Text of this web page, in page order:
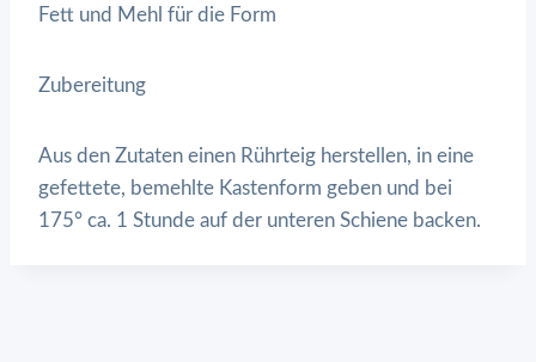
Fett und Mehl für die Form
Zubereitung
Aus den Zutaten einen Rührteig herstellen, in eine
gefettete, bemehlte Kastenform geben und bei
175° ca. 1 Stunde auf der unteren Schiene backen.